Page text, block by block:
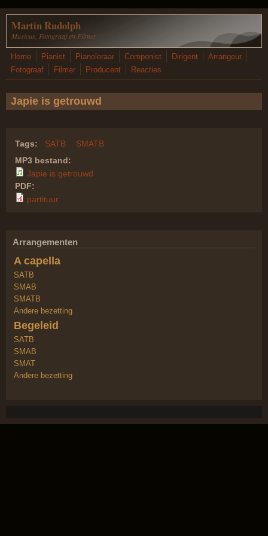
Overslaan en naar de inhoud gaan
Martin Rudolph
Musicus, Fotograaf en Filmer
Home Pianist Pianoleraar Componist Dirigent
Arrangeur
Fotograaf
Filmer Producent Reacties
Japie is getrouwd
Tags: SATB
SMATB
MP3 bestand:
Japie is getrouwd
PDF:
partituur
Arrangementen
A capella
SATB
SMAB
SMATB
Andere bezetting
Begeleid
SATB
SMAB
SMAT
Andere bezetting